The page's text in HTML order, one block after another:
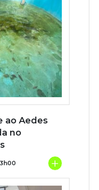
ao Aedes
no
+